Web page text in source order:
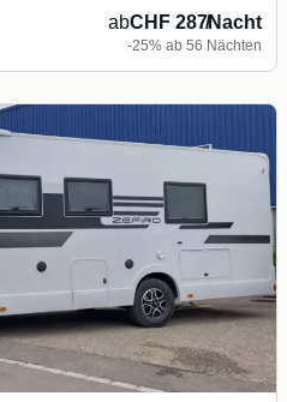
abCHF 287/Nacht
-25% ab 56 Nächten